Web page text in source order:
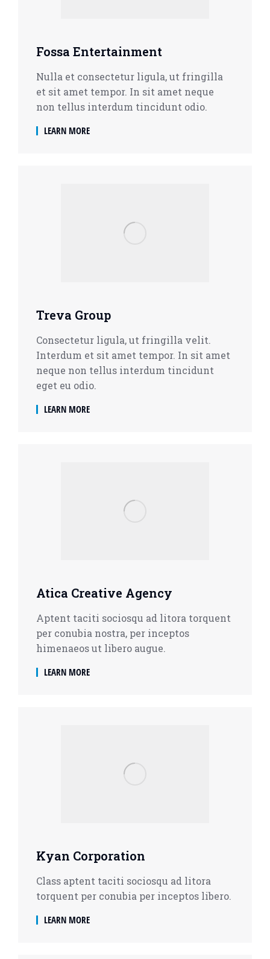
Fossa Entertainment
Nulla et consectetur ligula, ut fringilla
et sit amet tempor. In sit amet neque
non tellus interdum tincidunt odio.
LEARN MORE
Treva Group
Consectetur ligula, ut fringilla velit.
Interdum et sit amet tempor. In sit amet
neque non tellus interdum tincidunt
eget eu odio.
LEARN MORE
Atica Creative Agency
Aptent taciti sociosqu ad litora torquent
per conubia nostra, per inceptos
himenaeos ut libero augue.
LEARN MORE
Kyan Corporation
Class aptent taciti sociosqu ad litora
torquent per conubia per inceptos libero.
LEARN MORE